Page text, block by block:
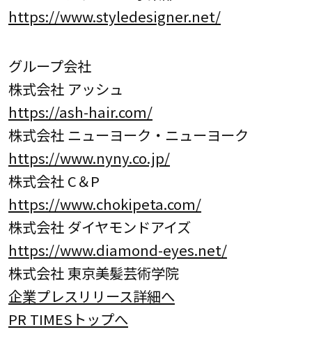
https://www.styledesigner.net/
グループ会社
株式会社 アッシュ
https://ash-hair.com/
株式会社 ニューヨーク・ニューヨーク
https://www.nyny.co.jp/
株式会社 C＆P
https://www.chokipeta.com/
株式会社 ダイヤモンドアイズ
https://www.diamond-eyes.net/
株式会社 東京美髪芸術学院
企業プレスリリース詳細へ
PR TIMESトップへ